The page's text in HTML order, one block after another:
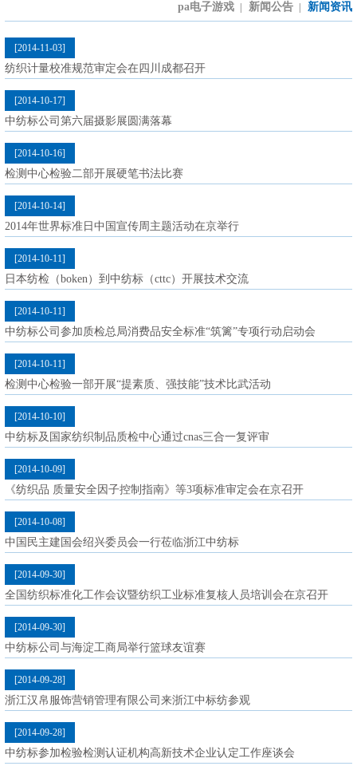
pa电子游戏 新闻公告 新闻资讯
[2014-11-03]
纺织计量校准规范审定会在四川成都召开
[2014-10-17]
中纺标公司第六届摄影展圆满落幕
[2014-10-16]
检测中心检验二部开展硬笔书法比赛
[2014-10-14]
2014年世界标准日中国宣传周主题活动在京举行
[2014-10-11]
日本纺检（boken）到中纺标（cttc）开展技术交流
[2014-10-11]
中纺标公司参加质检总局消费品安全标准“筑篱”专项行动启动会
[2014-10-11]
检测中心检验一部开展“提素质、强技能”技术比武活动
[2014-10-10]
中纺标及国家纺织制品质检中心通过cnas三合一复评审
[2014-10-09]
《纺织品 质量安全因子控制指南》等3项标准审定会在京召开
[2014-10-08]
中国民主建国会绍兴委员会一行莅临浙江中纺标
[2014-09-30]
全国纺织标准化工作会议暨纺织工业标准复核人员培训会在京召开
[2014-09-30]
中纺标公司与海淀工商局举行篮球友谊赛
[2014-09-28]
浙江汉帛服饰营销管理有限公司来浙江中标纺参观
[2014-09-28]
中纺标参加检验检测认证机构高新技术企业认定工作座谈会